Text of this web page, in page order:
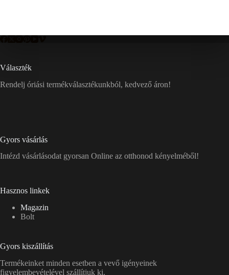
Választék
Rendelj óriási termékválasztékunkból, kedvező áron!
Gyors vásárlás
Intézd vásárlásodat gyorsan Online az otthonod kényelméből!
Hasznos linkek
Magazin
Bolt
Gyors kiszállítás
Termékeinket minden esetben a vevő igényeinek
figyelembevételével szállítjuk ki.